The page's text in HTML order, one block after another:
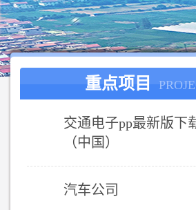
重点项目
交通电子pp最新版下
（中国）
汽车公司